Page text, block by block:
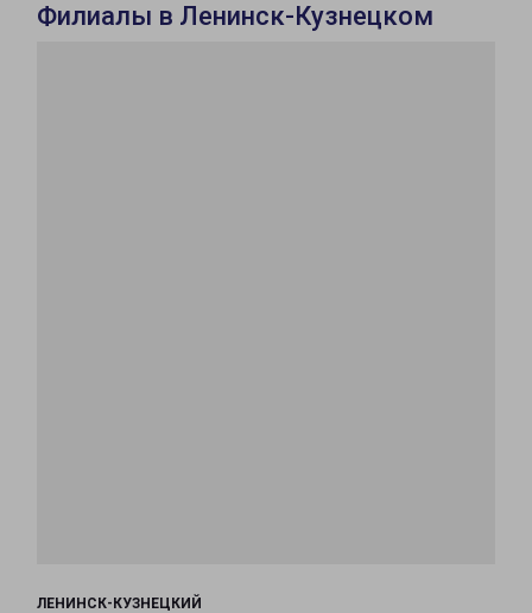
Филиалы в Ленинск-Кузнецком
ЛЕНИНСК-КУЗНЕЦКИЙ